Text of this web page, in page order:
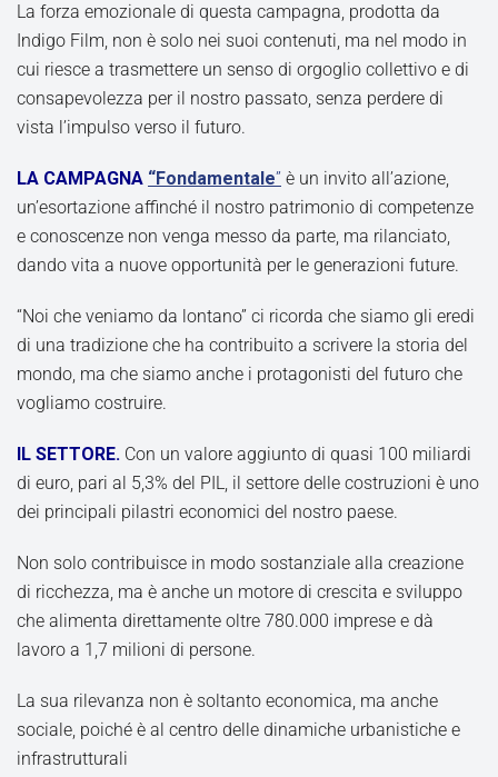
La forza emozionale di questa campagna, prodotta da
Indigo Film, non è solo nei suoi contenuti, ma nel modo in
cui riesce a trasmettere un senso di orgoglio collettivo e di
consapevolezza per il nostro passato, senza perdere di
vista l’impulso verso il futuro.
LA CAMPAGNA “Fondamentale” è un invito all’azione,
un’esortazione affinché il nostro patrimonio di competenze
e conoscenze non venga messo da parte, ma rilanciato,
dando vita a nuove opportunità per le generazioni future.
“Noi che veniamo da lontano” ci ricorda che siamo gli eredi
di una tradizione che ha contribuito a scrivere la storia del
mondo, ma che siamo anche i protagonisti del futuro che
vogliamo costruire.
IL SETTORE. Con un valore aggiunto di quasi 100 miliardi
di euro, pari al 5,3% del PIL, il settore delle costruzioni è uno
dei principali pilastri economici del nostro paese.
Non solo contribuisce in modo sostanziale alla creazione
di ricchezza, ma è anche un motore di crescita e sviluppo
che alimenta direttamente oltre 780.000 imprese e dà
lavoro a 1,7 milioni di persone.
La sua rilevanza non è soltanto economica, ma anche
sociale, poiché è al centro delle dinamiche urbanistiche e
infrastrutturali